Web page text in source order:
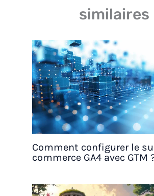
similaires
Comment configurer le
commerce GA4 avec GTM